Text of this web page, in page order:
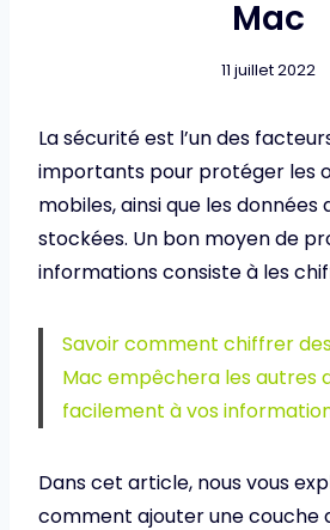
Mac
11 juillet 2022
La sécurité est l’un des
importants pour protéger les
mobiles, ainsi que les données
stockées. Un bon moyen de
informations consiste à les
Savoir comment chiffrer
Mac empêchera les autres
facilement à vos
Dans cet article, nous vous
comment ajouter une couche